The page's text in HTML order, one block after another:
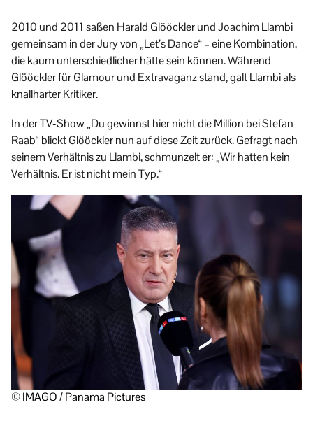
2010 und 2011 saßen Harald Glööckler und Joachim Llambi
gemeinsam in der Jury von „Let’s Dance“ – eine Kombination,
die kaum unterschiedlicher hätte sein können. Während
Glööckler für Glamour und Extravaganz stand, galt Llambi als
knallharter Kritiker.
In der TV-Show „Du gewinnst hier nicht die Million bei Stefan
Raab“ blickt Glööckler nun auf diese Zeit zurück. Gefragt nach
seinem Verhältnis zu Llambi, schmunzelt er: „Wir hatten kein
Verhältnis. Er ist nicht mein Typ.“
© IMAGO / Panama Pictures